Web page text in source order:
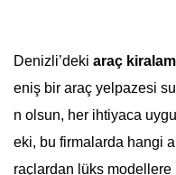
Denizli’deki araç
eniş bir araç yelpazesi
n olsun, her ihtiyaca
eki, bu firmalarda hangi
raçlardan lüks